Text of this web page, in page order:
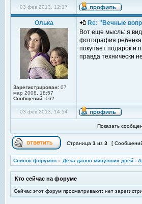
03 фев 2013, 12:17
Олька
Зарегистрирован: 07
мар 2008, 18:57
Сообщений: 162
Re: "Вечные
Вот еще мысль: я
фотография
покупает подарок и
правда технически
03 фев 2013, 14:54
Показать
Страница 1 из 3 [
Список форумов » Дела давно минувших дней -
Кто сейчас на форуме
Сейчас этот форум просматривают: нет